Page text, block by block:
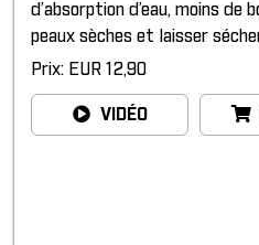
d’absorption d’eau, moins
peaux sèches et laisser
Prix: EUR 12,90
VIDÉO